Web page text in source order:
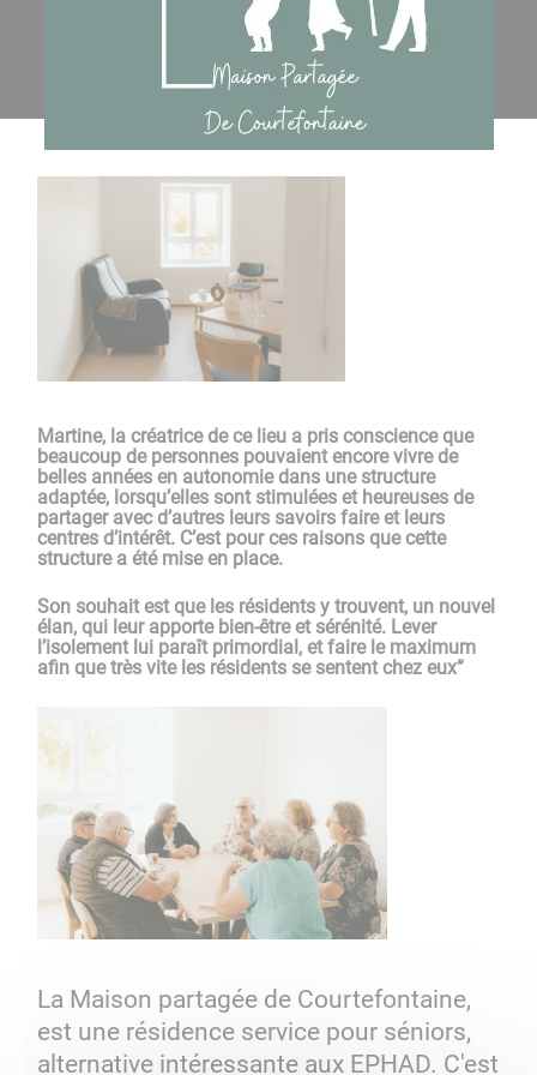
Martine, la créatrice de ce lieu a pris conscience que
beaucoup de personnes pouvaient encore vivre de
belles années en autonomie dans une structure
adaptée, lorsqu’elles sont stimulées et heureuses de
partager avec d’autres leurs savoirs faire et leurs
centres d’intérêt. C’est pour ces raisons que cette
structure a été mise en place.
Son souhait est que les résidents y trouvent, un nouvel
élan, qui leur apporte bien-être et sérénité. Lever
l’isolement lui paraît primordial, et faire le maximum
afin que très vite les résidents se sentent chez eux”
La Maison partagée de Courtefontaine,
est une résidence service pour séniors,
alternative intéressante aux EPHAD. C'est